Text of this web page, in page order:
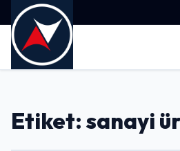
Etiket: sanayi